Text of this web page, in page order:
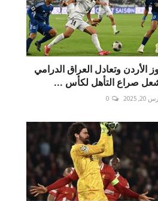
الأردن وتعادل العراق الدرامي
صراع التأهل لكأس ...
2025
0